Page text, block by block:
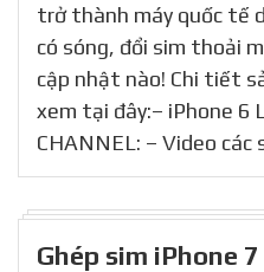
trở thành máy quốc tế
có sóng, đổi sim thoải
cập nhật nào! Chi tiết
xem tại đây:– iPhone 6
CHANNEL: – Video
Ghép sim iPhone